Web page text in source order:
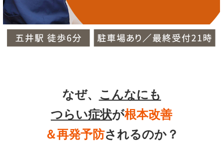
なぜ、 こんなにも
つらい症状が根本改善
＆再発予防されるのか？